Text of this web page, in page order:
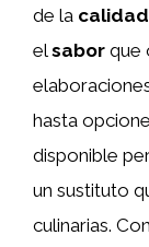
de la
elsabor que
hasta
disponible
un sustituto
culinarias.